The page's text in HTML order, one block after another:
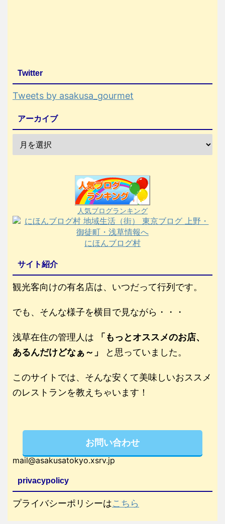
Twitter
Tweets by asakusa_gourmet
アーカイブ
人気ブログランキング
にほんブログ村
サイト紹介
観光客向けの有名店は、いつだって行列です。
でも、そんな様子を横目で見ながら・・・
浅草在住の管理人は
「もっとオススメのお店、
あるんだけどなぁ～」
と思っていました。
このサイトでは、そんな安くて美味しいおススメ
のレストランを教えちゃいます！
お問い合わせ
mail@asakusatokyo.xsrv.jp
privacypolicy
プライバシーポリシーはこちら